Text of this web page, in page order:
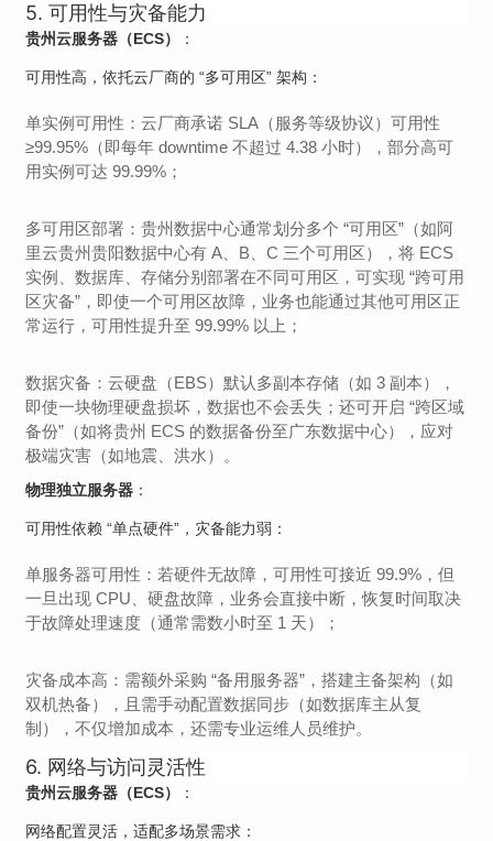
5. 可用性与灾备能力
贵州云服务器（ECS） ：
可用性高，依托云厂商的 “多可用区” 架构：
单实例可用性：云厂商承诺 SLA（服务等级协议）可用性
≥99.95%（即每年 downtime 不超过 4.38 小时），部分高可
用实例可达 99.99%；
多可用区部署：贵州数据中心通常划分多个 “可用区”（如阿
里云贵州贵阳数据中心有 A、B、C 三个可用区），将 ECS
实例、数据库、存储分别部署在不同可用区，可实现 “跨可用
区灾备”，即使一个可用区故障，业务也能通过其他可用区正
常运行，可用性提升至 99.99% 以上；
数据灾备：云硬盘（EBS）默认多副本存储（如 3 副本），
即使一块物理硬盘损坏，数据也不会丢失；还可开启 “跨区域
备份”（如将贵州 ECS 的数据备份至广东数据中心），应对
极端灾害（如地震、洪水）。
物理独立服务器 ：
可用性依赖 “单点硬件”，灾备能力弱：
单服务器可用性：若硬件无故障，可用性可接近 99.9%，但
一旦出现 CPU、硬盘故障，业务会直接中断，恢复时间取决
于故障处理速度（通常需数小时至 1 天）；
灾备成本高：需额外采购 “备用服务器”，搭建主备架构（如
双机热备），且需手动配置数据同步（如数据库主从复
制），不仅增加成本，还需专业运维人员维护。
6. 网络与访问灵活性
贵州云服务器（ECS） ：
网络配置灵活，适配多场景需求：